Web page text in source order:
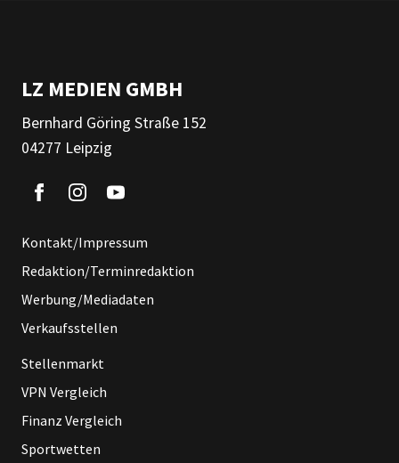
LZ MEDIEN GMBH
Bernhard Göring Straße 152
04277 Leipzig
Kontakt/Impressum
Redaktion/Terminredaktion
Werbung/Mediadaten
Verkaufsstellen
Stellenmarkt
VPN Vergleich
Finanz Vergleich
Sportwetten